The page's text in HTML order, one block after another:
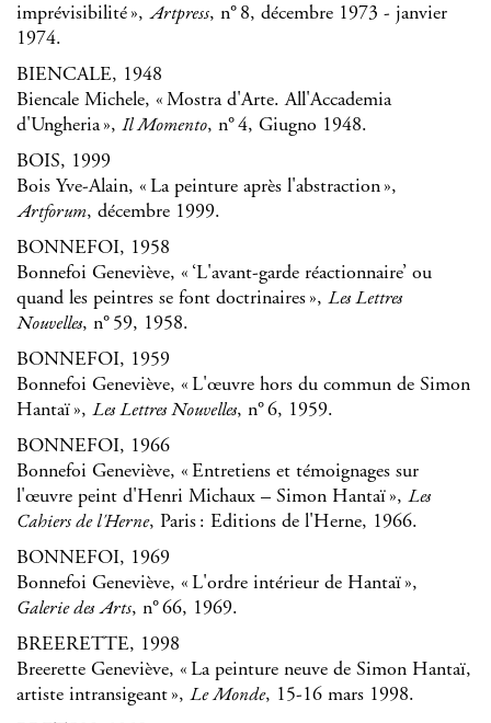
imprévisibilité », Artpress, n° 8, décembre 1973 - janvier
1974.
BIENCALE, 1948
Biencale Michele, « Mostra d'Arte. All'Accademia
d'Ungheria », Il Momento, n° 4, Giugno 1948.
BOIS, 1999
Bois Yve-Alain, « La peinture après l'abstraction »,
Artforum, décembre 1999.
BONNEFOI, 1958
Bonnefoi Geneviève, « ‘L'avant-garde réactionnaire’ ou
quand les peintres se font doctrinaires », Les Lettres
Nouvelles, n° 59, 1958.
BONNEFOI, 1959
Bonnefoi Geneviève, « L'œuvre hors du commun de Simon
Hantaï », Les Lettres Nouvelles, n° 6, 1959.
BONNEFOI, 1966
Bonnefoi Geneviève, « Entretiens et témoignages sur
l'œuvre peint d'Henri Michaux – Simon Hantaï », Les
Cahiers de l'Herne, Paris : Editions de l'Herne, 1966.
BONNEFOI, 1969
Bonnefoi Geneviève, « L'ordre intérieur de Hantaï »,
Galerie des Arts, n° 66, 1969.
BREERETTE, 1998
Breerette Geneviève, « La peinture neuve de Simon Hantaï,
artiste intransigeant », Le Monde, 15-16 mars 1998.